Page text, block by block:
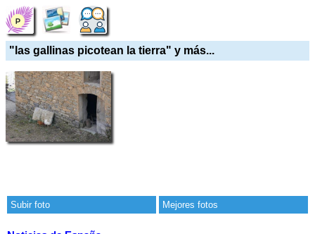
"las gallinas picotean la tierra" y más...
Subir foto Mejores fotos